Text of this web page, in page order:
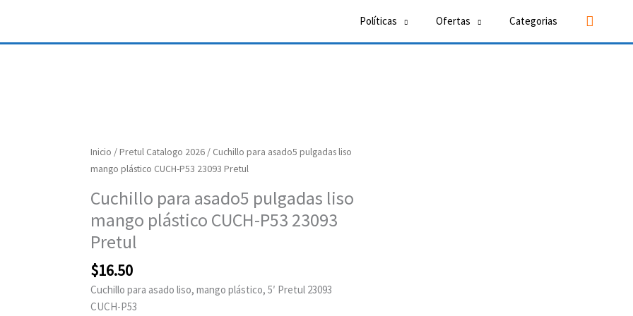
Políticas Ofertas Categorias Buscar
Inicio /Pretul Catalogo 2026/ Cuchillo para asado5 pulgadas liso
mango plástico CUCH-P53 23093 Pretul
Cuchillo para asado5 pulgadas liso
mango plástico CUCH-P53 23093
Pretul
$16.50
Cuchillo para asado liso, mango plástico, 5′ Pretul 23093
CUCH-P53
Cuchillo
para
pulgadas
liso
mango
plástico
CUCH-
P53
23093